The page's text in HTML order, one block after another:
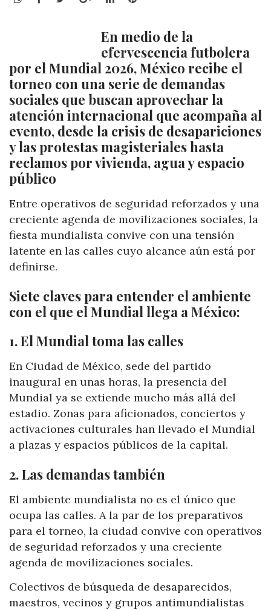
En medio de la
efervescencia futbolera
por el Mundial 2026, México recibe el
torneo con una serie de demandas
sociales que buscan aprovechar la
atención internacional que acompaña al
evento, desde la crisis de desapariciones
y las protestas magisteriales hasta
reclamos por vivienda, agua y espacio
público
Entre operativos de seguridad reforzados y una
creciente agenda de movilizaciones sociales, la
fiesta mundialista convive con una tensión
latente en las calles cuyo alcance aún está por
definirse.
Siete claves para entender el ambiente
con el que el Mundial llega a México:
1. El Mundial toma las calles
En Ciudad de México, sede del partido
inaugural en unas horas, la presencia del
Mundial ya se extiende mucho más allá del
estadio. Zonas para aficionados, conciertos y
activaciones culturales han llevado el Mundial
a plazas y espacios públicos de la capital.
2. Las demandas también
El ambiente mundialista no es el único que
ocupa las calles. A la par de los preparativos
para el torneo, la ciudad convive con operativos
de seguridad reforzados y una creciente
agenda de movilizaciones sociales.
Colectivos de búsqueda de desaparecidos,
maestros, vecinos y grupos antimundialistas